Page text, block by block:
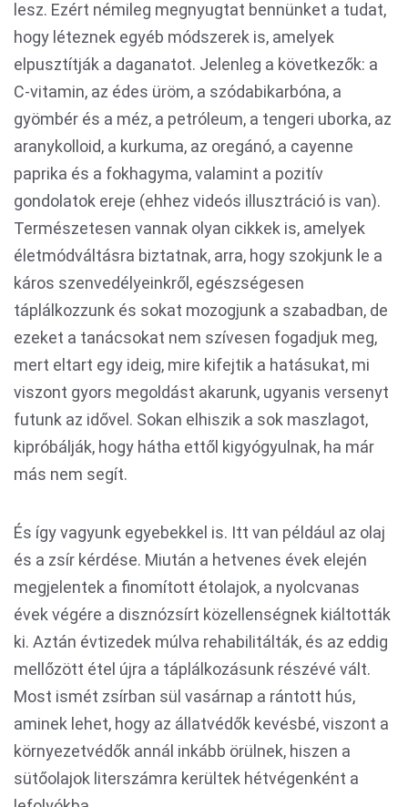
lesz. Ezért némileg megnyugtat bennünket a tudat,
hogy léteznek egyéb módszerek is, amelyek
elpusztítják a daganatot. Jelenleg a következők: a
C-vitamin, az édes üröm, a szódabikarbóna, a
gyömbér és a méz, a petróleum, a tengeri uborka, az
aranykolloid, a kurkuma, az oregánó, a cayenne
paprika és a fokhagyma, valamint a pozitív
gondolatok ereje (ehhez videós illusztráció is van).
Természetesen vannak olyan cikkek is, amelyek
életmódváltásra biztatnak, arra, hogy szokjunk le a
káros szenvedélyeinkről, egészségesen
táplálkozzunk és sokat mozogjunk a szabadban, de
ezeket a tanácsokat nem szívesen fogadjuk meg,
mert eltart egy ideig, mire kifejtik a hatásukat, mi
viszont gyors megoldást akarunk, ugyanis versenyt
futunk az idővel. Sokan elhiszik a sok maszlagot,
kipróbálják, hogy hátha ettől kigyógyulnak, ha már
más nem segít.
És így vagyunk egyebekkel is. Itt van például az olaj
és a zsír kérdése. Miután a hetvenes évek elején
megjelentek a finomított étolajok, a nyolcvanas
évek végére a disznózsírt közellenségnek kiáltották
ki. Aztán évtizedek múlva rehabilitálták, és az eddig
mellőzött étel újra a táplálkozásunk részévé vált.
Most ismét zsírban sül vasárnap a rántott hús,
aminek lehet, hogy az állatvédők kevésbé, viszont a
környezetvédők annál inkább örülnek, hiszen a
sütőolajok literszámra kerültek hétvégenként a